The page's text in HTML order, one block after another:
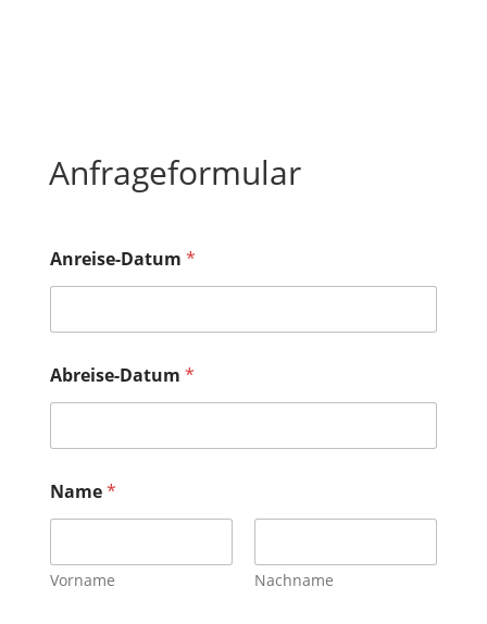
Anfrageformular
Anreise-Datum *
Abreise-Datum *
Name*
Vorname Nachname